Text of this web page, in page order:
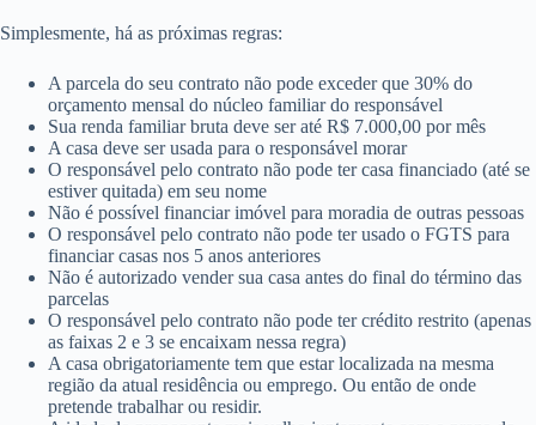
Simplesmente, há as próximas regras:
A parcela do seu contrato não pode exceder que 30% do
orçamento mensal do núcleo familiar do responsável
Sua renda familiar bruta deve ser até R$ 7.000,00 por mês
A casa deve ser usada para o responsável morar
O responsável pelo contrato não pode ter casa financiado (até se
estiver quitada) em seu nome
Não é possível financiar imóvel para moradia de outras pessoas
O responsável pelo contrato não pode ter usado o FGTS para
financiar casas nos 5 anos anteriores
Não é autorizado vender sua casa antes do final do término das
parcelas
O responsável pelo contrato não pode ter crédito restrito (apenas
as faixas 2 e 3 se encaixam nessa regra)
A casa obrigatoriamente tem que estar localizada na mesma
região da atual residência ou emprego. Ou então de onde
pretende trabalhar ou residir.